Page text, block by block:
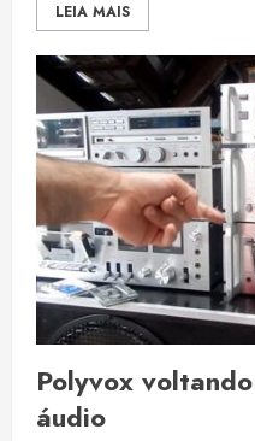
LEIA MAIS
Polyvox
áudio